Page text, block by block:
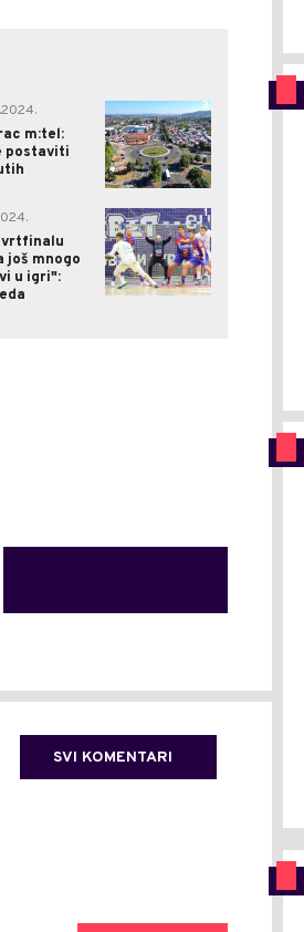
m:tel:
postaviti
3
još mnogo
u igri":
1
SVI KOMENTARI